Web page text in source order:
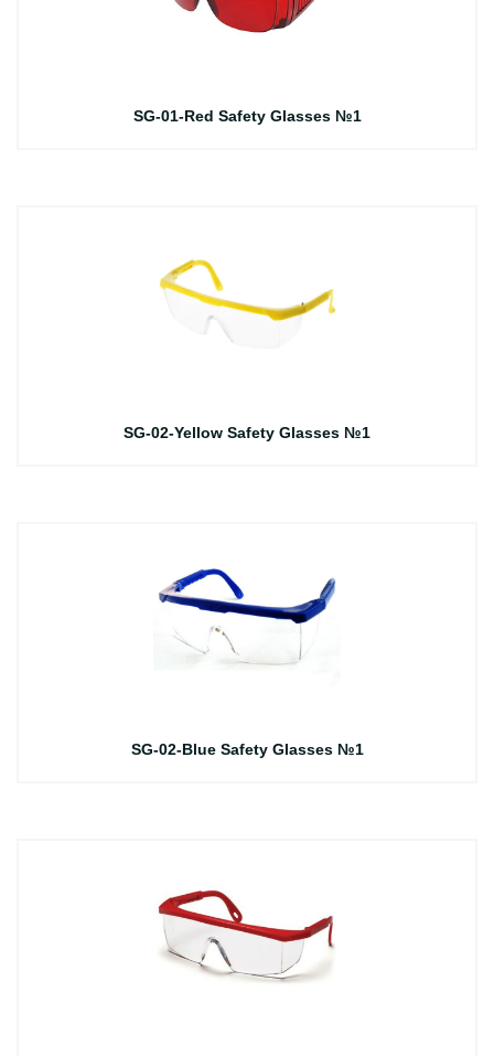
SG-01-Red Safety Glasses №1
SG-02-Yellow Safety Glasses №1
SG-02-Blue Safety Glasses №1